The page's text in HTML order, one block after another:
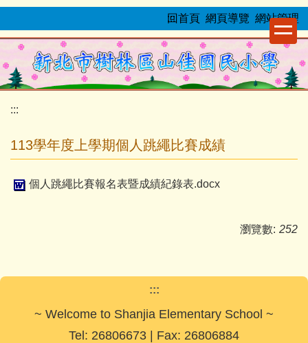
跳
要
內
容
區
:::
回首頁 網頁導覽 網站管理
:::
113學年度上學期個人跳繩比賽成績
個人跳繩比賽報名表暨成績紀錄表.docx
瀏覽數: 252
:::
~ Welcome to Shanjia Elementary School ~
Tel: 26806673 | Fax: 26806884